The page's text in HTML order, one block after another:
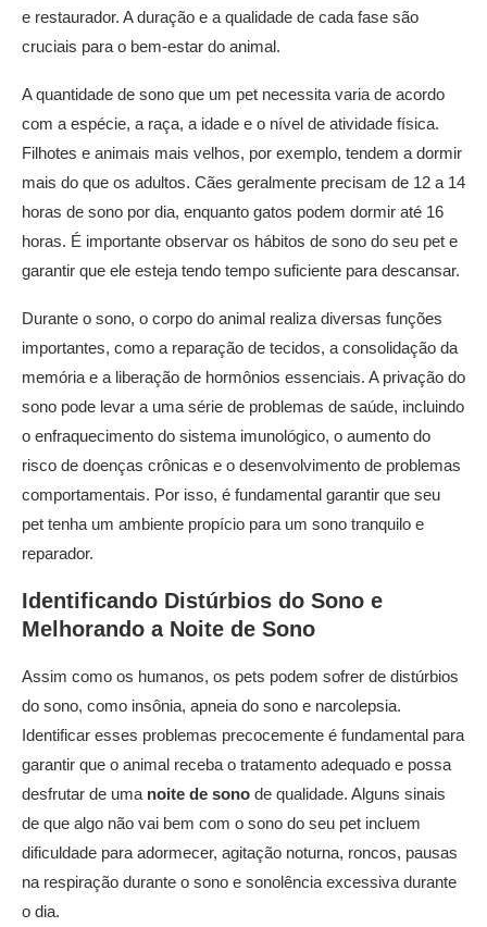
e restaurador. A duração e a qualidade de cada fase são
cruciais para o bem-estar do animal.
A quantidade de sono que um pet necessita varia de acordo
com a espécie, a raça, a idade e o nível de atividade física.
Filhotes e animais mais velhos, por exemplo, tendem a dormir
mais do que os adultos. Cães geralmente precisam de 12 a 14
horas de sono por dia, enquanto gatos podem dormir até 16
horas. É importante observar os hábitos de sono do seu pet e
garantir que ele esteja tendo tempo suficiente para descansar.
Durante o sono, o corpo do animal realiza diversas funções
importantes, como a reparação de tecidos, a consolidação da
memória e a liberação de hormônios essenciais. A privação do
sono pode levar a uma série de problemas de saúde, incluindo
o enfraquecimento do sistema imunológico, o aumento do
risco de doenças crônicas e o desenvolvimento de problemas
comportamentais. Por isso, é fundamental garantir que seu
pet tenha um ambiente propício para um sono tranquilo e
reparador.
Identificando Distúrbios do Sono e
Melhorando a Noite de Sono
Assim como os humanos, os pets podem sofrer de distúrbios
do sono, como insônia, apneia do sono e narcolepsia.
Identificar esses problemas precocemente é fundamental para
garantir que o animal receba o tratamento adequado e possa
desfrutar de uma noite de sono de qualidade. Alguns sinais
de que algo não vai bem com o sono do seu pet incluem
dificuldade para adormecer, agitação noturna, roncos, pausas
na respiração durante o sono e sonolência excessiva durante
o dia.